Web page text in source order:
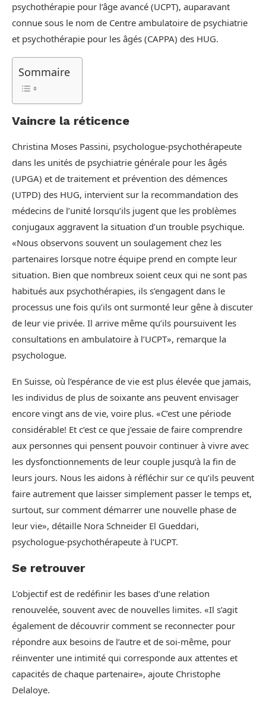
psychothérapie pour l’âge avancé (UCPT), auparavant
connue sous le nom de Centre ambulatoire de psychiatrie
et psychothérapie pour les âgés (CAPPA) des HUG.
Sommaire
Vaincre la réticence
Christina Moses Passini, psychologue-psychothérapeute
dans les unités de psychiatrie générale pour les âgés
(UPGA) et de traitement et prévention des démences
(UTPD) des HUG, intervient sur la recommandation des
médecins de l’unité lorsqu’ils jugent que les problèmes
conjugaux aggravent la situation d’un trouble psychique.
«Nous observons souvent un soulagement chez les
partenaires lorsque notre équipe prend en compte leur
situation. Bien que nombreux soient ceux qui ne sont pas
habitués aux psychothérapies, ils s’engagent dans le
processus une fois qu’ils ont surmonté leur gêne à discuter
de leur vie privée. Il arrive même qu’ils poursuivent les
consultations en ambulatoire à l’UCPT», remarque la
psychologue.
En Suisse, où l’espérance de vie est plus élevée que jamais,
les individus de plus de soixante ans peuvent envisager
encore vingt ans de vie, voire plus. «C’est une période
considérable! Et c’est ce que j’essaie de faire comprendre
aux personnes qui pensent pouvoir continuer à vivre avec
les dysfonctionnements de leur couple jusqu’à la fin de
leurs jours. Nous les aidons à réfléchir sur ce qu’ils peuvent
faire autrement que laisser simplement passer le temps et,
surtout, sur comment démarrer une nouvelle phase de
leur vie», détaille Nora Schneider El Gueddari,
psychologue-psychothérapeute à l’UCPT.
Se retrouver
L’objectif est de redéfinir les bases d’une relation
renouvelée, souvent avec de nouvelles limites. «Il s’agit
également de découvrir comment se reconnecter pour
répondre aux besoins de l’autre et de soi-même, pour
réinventer une intimité qui corresponde aux attentes et
capacités de chaque partenaire», ajoute Christophe
Delaloye.